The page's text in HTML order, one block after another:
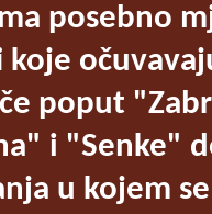
posebno
poput
i "Senke"
u kojem